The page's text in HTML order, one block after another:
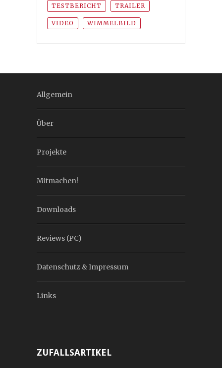
TESTBERICHT TRAILER
VIDEO WIMMELBILD
Allgemein
Über
Projekte
Mitmachen!
Downloads
Reviews (PC)
Datenschutz & Impressum
Links
ZUFALLSARTIKEL